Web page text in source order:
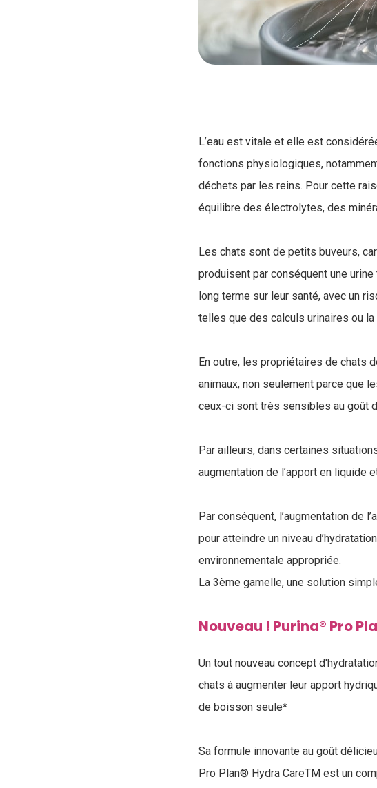
L’eau est vitale et elle est
fonctions physiologiques,
déchets par les reins. Pour cette
équilibre des électrolytes, des
Les chats sont de petits buveurs,
produisent par conséquent une
long terme sur leur santé, avec un
telles que des calculs urinaires ou
En outre, les propriétaires de chats
animaux, non seulement parce que
ceux-ci sont très sensibles au goût
Par ailleurs, dans certaines
augmentation de l’apport en liquide
Par conséquent, l’augmentation de
pour atteindre un niveau
environnementale appropriée.
La 3ème gamelle, une solution
Nouveau ! Purina® Pro
Un tout nouveau concept
chats à augmenter leur apport
de boisson seule*
Sa formule innovante au goût
Pro Plan® Hydra CareTM est un